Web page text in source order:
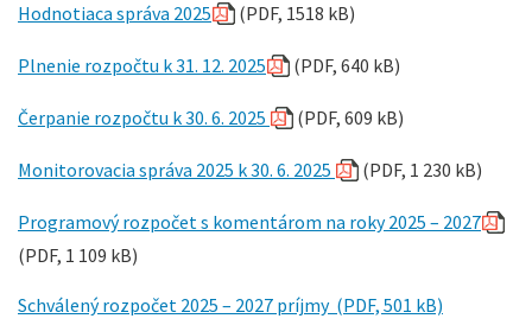
Hodnotiaca správa 2025 (PDF, 1518 kB)
Plnenie rozpočtu k 31. 12. 2025 (PDF, 640 kB)
Čerpanie rozpočtu k 30. 6. 2025 (PDF, 609 kB)
Monitorovacia správa 2025 k 30. 6. 2025 (PDF, 1 230 kB)
Programový rozpočet s komentárom na roky 2025 – 2027
(PDF, 1 109 kB)
Schválený rozpočet 2025 – 2027 príjmy (PDF, 501 kB)